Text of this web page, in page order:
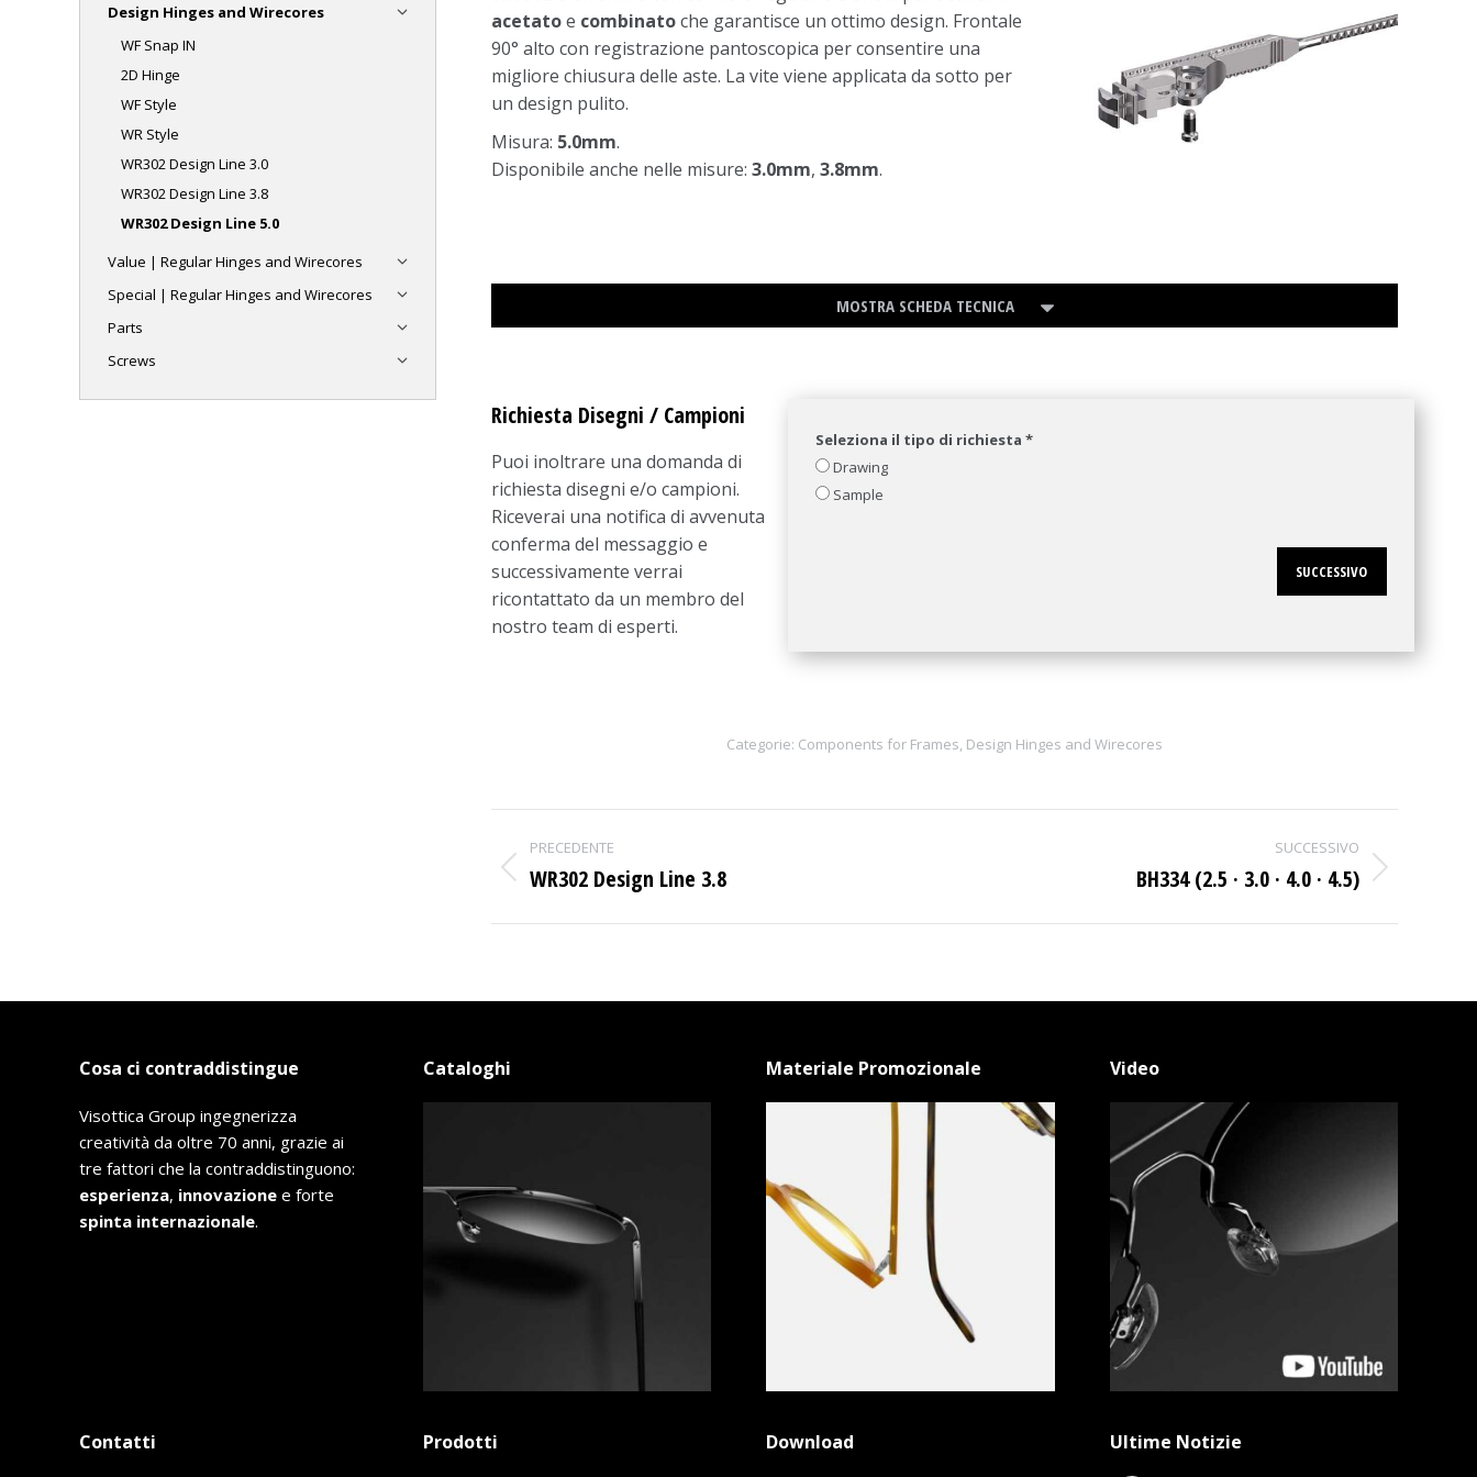
acetatoe combinatoche garantisce un ottimo design. Frontale
90° alto con registrazione pantoscopica per consentire una
migliore chiusura delle aste. La vite viene applicata da sotto per
un design pulito.
Misura: 5.0mm.
Disponibile anche nelle misure: 3.0mm, 3.8mm.
MOSTRA SCHEDA TECNICA
Richiesta Disegni / Campioni
Puoi inoltrare una domanda di
richiesta disegni e/o campioni.
Riceverai una notifica di avvenuta
conferma del messaggio e
successivamente verrai
ricontattato da un membro del
nostro team di esperti.
Seleziona il tipo di richiesta *
Drawing
Sample
SUCCESSIVO
Categorie: Components for Frames, Design Hinges and Wirecores
Project
navigation
PRECEDENTE
Previous
WR302 Design Line 3.8
SUCCESSIVO
BH334 (2.5 · 3.0 · 4.0 · 4.5)
Design Hinges and Wirecores
WF Snap IN
2D Hinge
WF Style
WR Style
WR302 Design Line 3.0
WR302 Design Line 3.8
WR302 Design Line 5.0
Value | Regular Hinges and Wirecores
Special | Regular Hinges and Wirecores
Parts
Screws
Cosa ci contraddistingue
Visottica Group ingegnerizza
creatività da oltre 70 anni, grazie ai
tre fattori che la contraddistinguono:
esperienza, innovazione e forte
spinta internazionale.
Cataloghi Materiale Promozionale Video
Contatti Prodotti Download Ultime Notizie